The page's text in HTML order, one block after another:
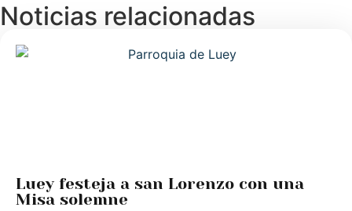
Noticias relacionadas
Luey festeja a san Lorenzo con una
Misa solemne